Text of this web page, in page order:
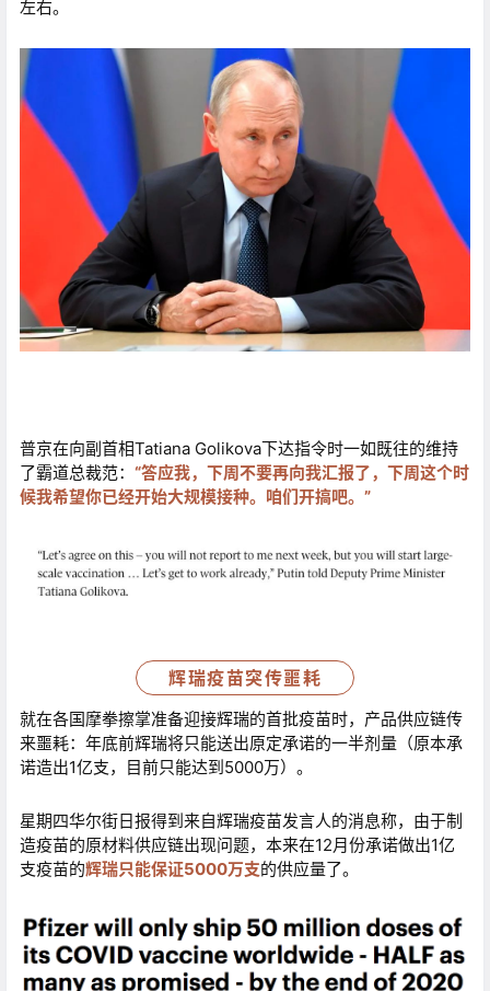
左右。
普京在向副首相Tatiana Golikova下达指令时一如既往的维持
了霸道总裁范： “答应我，下周不要再向我汇报了，下周这个时
候我希望你已经开始大规模接种。咱们开搞吧。”
辉瑞疫苗突传噩耗
就在各国摩拳擦掌准备迎接辉瑞的首批疫苗时，产品供应链传
来噩耗：年底前辉瑞将只能送出原定承诺的一半剂量（原本承
诺造出1亿支，目前只能达到5000万）。
星期四华尔街日报得到来自辉瑞疫苗发言人的消息称，由于制
造疫苗的原材料供应链出现问题，本来在12月份承诺做出1亿
支疫苗的辉瑞只能保证5000万支的供应量了。